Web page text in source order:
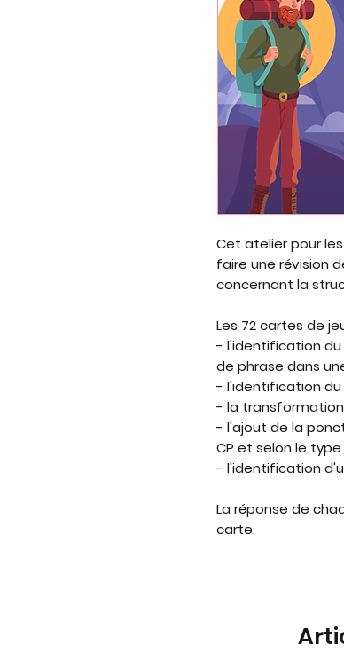
Cet atelier pour
faire une révision
concernant la
Les 72 cartes de
- l'identification
de phrase dans
- l'identification du
- la
- l'ajout de la
CP et selon le
- l'identification
La réponse de
carte.